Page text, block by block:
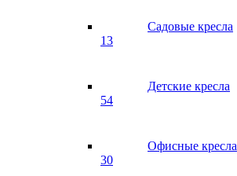
Садовые кресла
13
Детские кресла
54
Офисные кресла
30